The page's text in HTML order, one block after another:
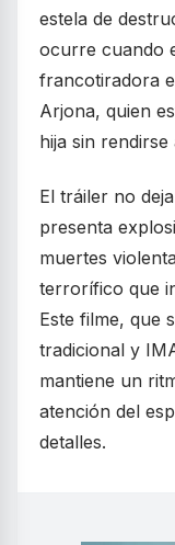
estela de
ocurre cuando
francotiradora
Arjona, quien
hija sin
El tráiler no
presenta
muertes
terrorífico que
Este filme, que
tradicional y
mantiene un
atención del
detalles.